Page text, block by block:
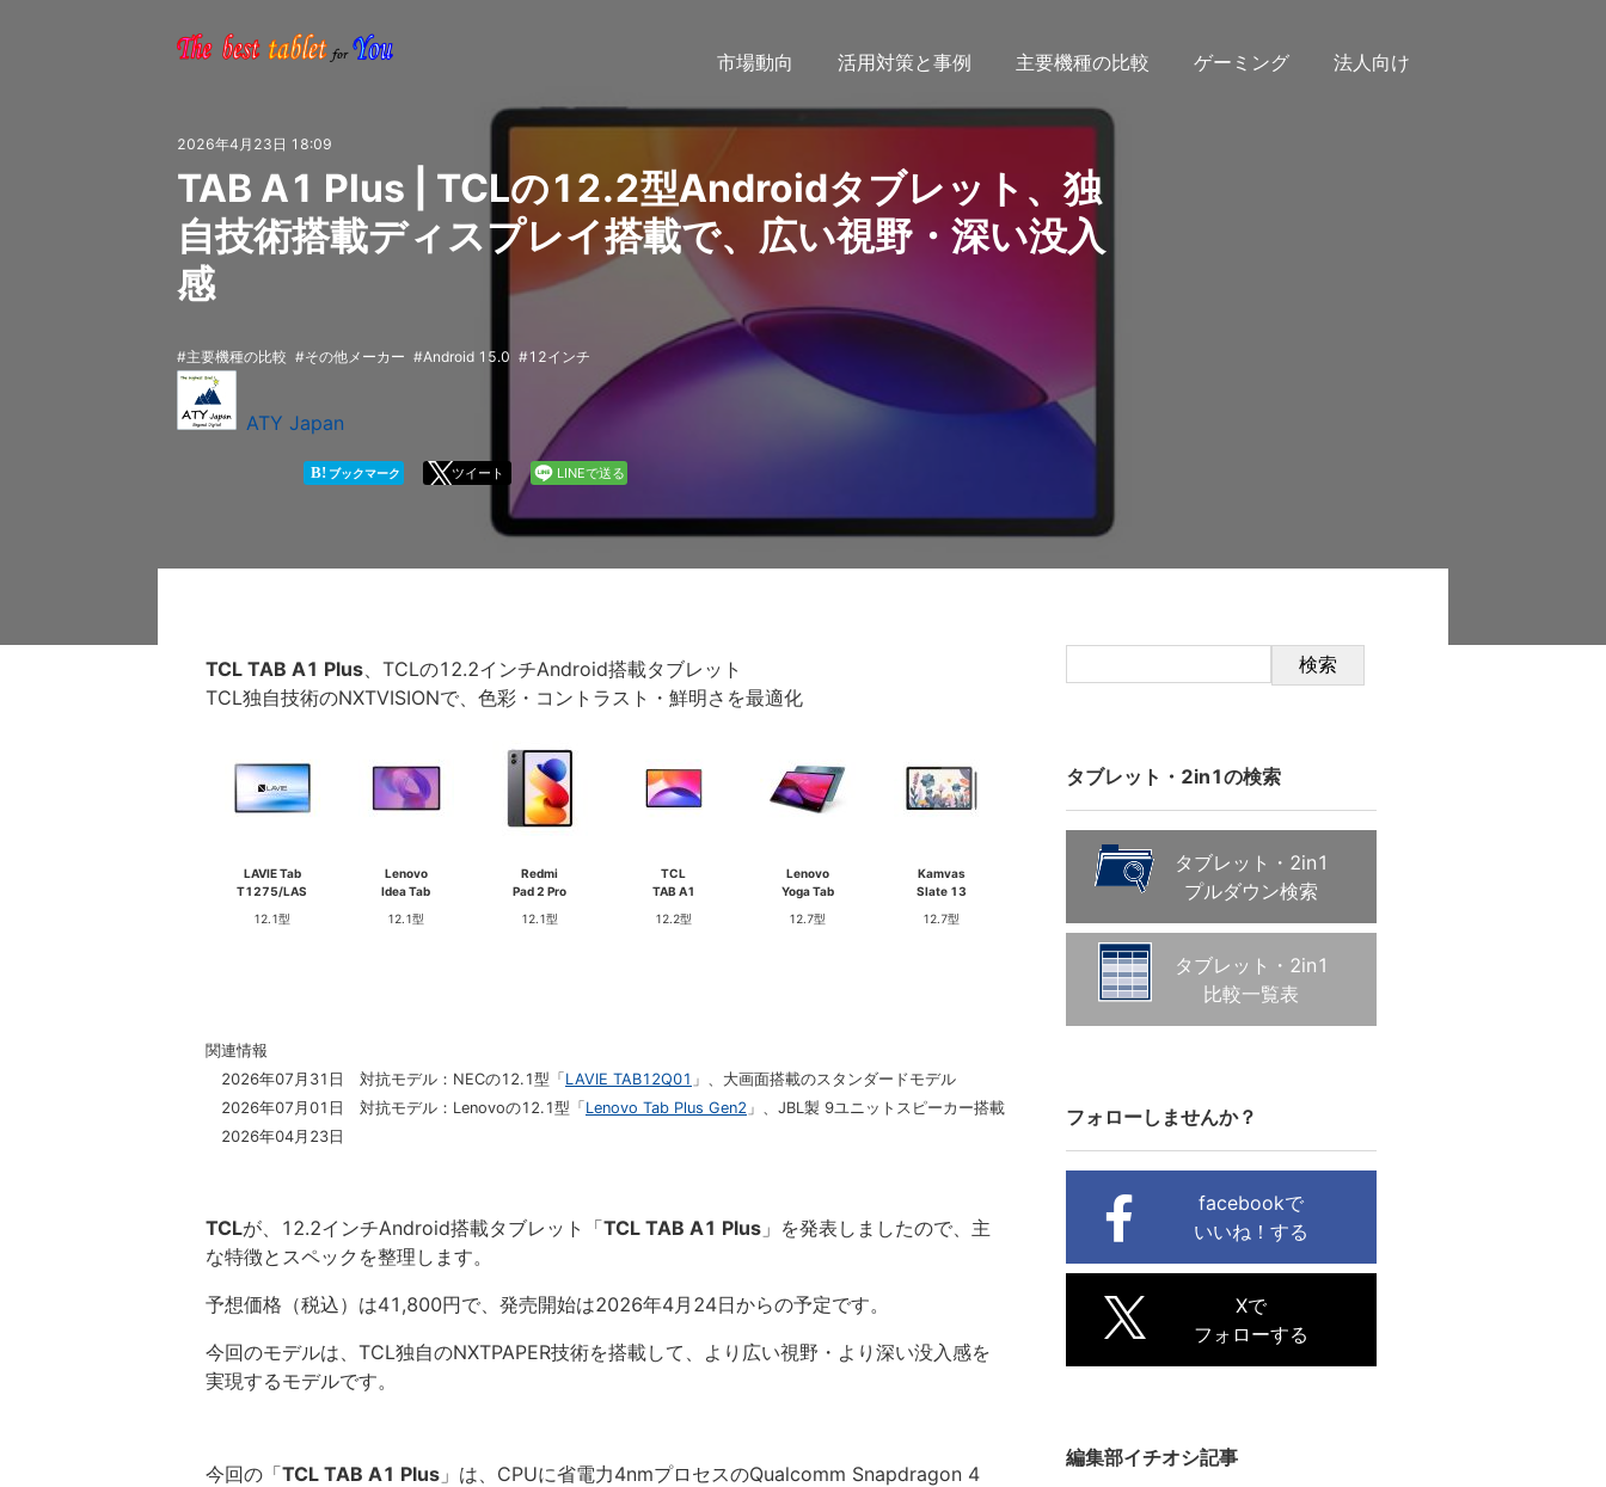
市場動向 活用対策と事例 主要機種の比較 ゲーミング 法人向け
2026年4月23日 18:09
TAB A1 Plus | TCLの12.2型Androidタブレット、独
自技術搭載ディスプレイ搭載で、広い視野・深い没入
感
主要機種の比較 その他メーカー Android 15.0 12インチ
ATY Japan
B! ブックマーク ツイート LINEで送る
TCL TAB A1 Plus、TCLの12.2インチAndroid搭載タブレット
TCL独自技術のNXTVISIONで、色彩・コントラスト・鮮明さを最適化
LAVIE Tab
T1275/LAS
12.1型
Lenovo
Idea Tab
12.1型
Redmi
Pad 2 Pro
12.1型
TCL
TAB A1
12.2型
Lenovo
Yoga Tab
12.7型
Kamvas
Slate 13
12.7型
関連情報
2026年07月31日 対抗モデル：NECの12.1型「 LAVIE TAB12Q01 」、大画面搭載のスタンダードモデル
2026年07月01日 対抗モデル：Lenovoの12.1型「 Lenovo Tab Plus Gen2 」、JBL製 9ユニットスピーカー搭載
2026年04月23日
TCLが、12.2インチAndroid搭載タブレット「TCL TAB A1 Plus 」を発表しましたので、主
な特徴とスペックを整理します。
予想価格（税込）は41,800円で、発売開始は2026年4月24日からの予定です。
今回のモデルは、TCL独自のNXTPAPER技術を搭載して、より広い視野・より深い没入感を
実現するモデルです。
今回の「TCL TAB A1 Plus 」は、CPUに省電力4nmプロセスのQualcomm Snapdragon 4
検索
タブレット・2in1の検索
タブレット・2in1
プルダウン検索
タブレット・2in1
比較一覧表
フォローしませんか？
facebookで
いいね！する
Xで
フォローする
編集部イチオシ記事